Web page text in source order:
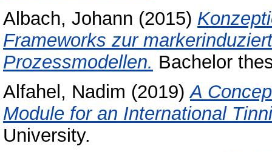
Albach, Johann (2015)
Frameworks zur
Prozessmodellen. Bachelor
Alfahel, Nadim (2019)A
Module for an International
University.